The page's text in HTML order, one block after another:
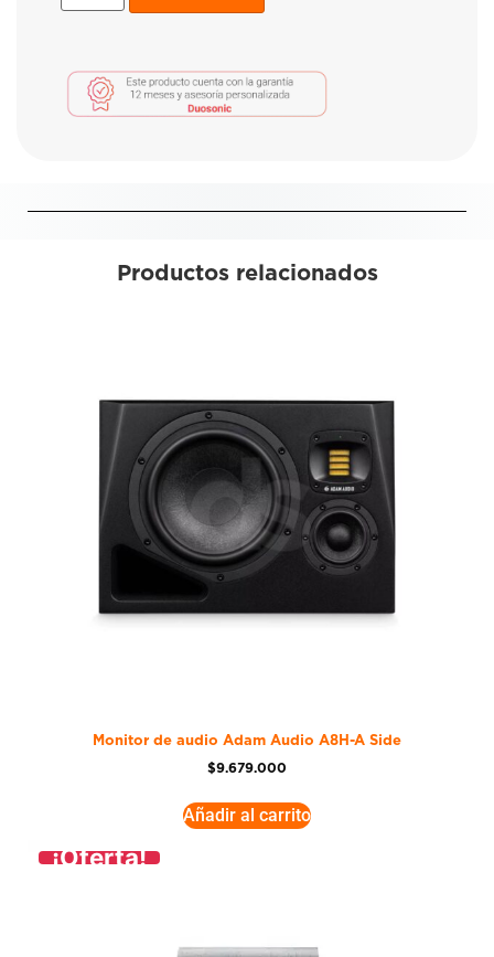
Productos relacionados
Monitor de audio Adam Audio A8H-A Side
$9.679.000
Añadir al carrito
¡Oferta!